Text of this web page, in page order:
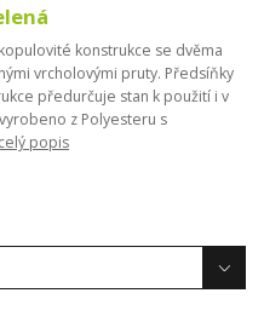
konstrukce se dvěma
vrcholovými pruty. Předsíňky
předurčuje stan k použití i v
z Polyesteru s
celý popis